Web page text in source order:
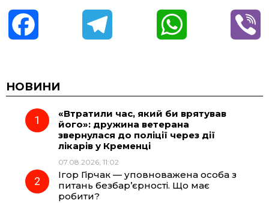
c
e
o
e
g
r
t
A
НОВИНИ
«Втратили час, який би врятував
його»: дружина ветерана
звернулася до поліції через дії
лікарів у Кременці
07.08.2026, 11:02
Ігор Гірчак — уповноважена особа з
питань безбар’єрності. Що має
робити?